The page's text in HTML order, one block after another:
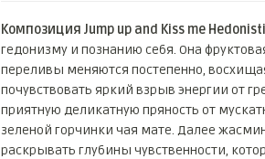
Композиция Jump up and Kiss me
гедонизму и познанию себя. Она
переливы меняются постепенно,
почувствовать яркий взрыв энергии от
приятную деликатную пряность от
зеленой горчинки чая мате. Далее
раскрывать глубины чувственности,